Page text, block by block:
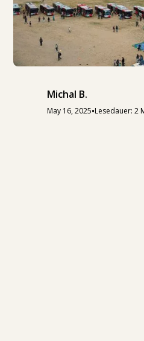
Michal B.
May 16, 2025•Lesedauer: 2